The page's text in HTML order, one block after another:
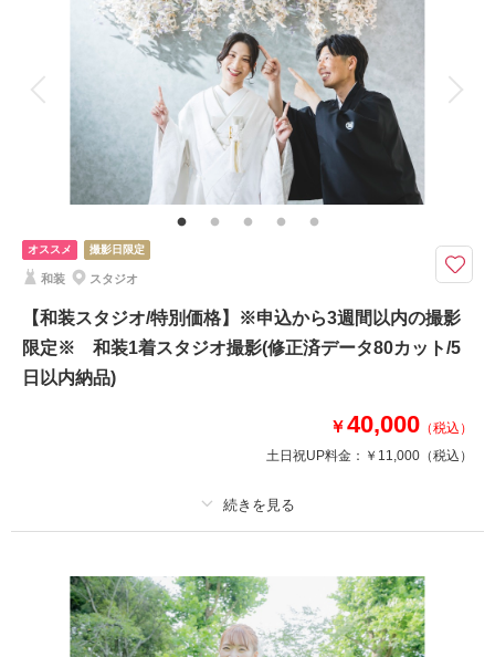
撮影料 新婦衣装1着 新郎衣装1着
ヘアメイク
データ 130 カット 台紙付写真
挙式
家族と撮影 家族用衣装レンタル ペットと撮影
その他含むもの
雨天時は安心の日程変更料なし!!AMPM貸切なのでスタジオプランへ変更も
OK!!和装ロケ撮影地⇒偕楽園・常磐神社・筑波山神社・弘道館・七ツ洞公園
よりご提案しております。 その他にも思い出の場所、ご実家で撮影などお
気軽にご相談くださいませ。
華雅苑水戸店の基本プランには追加料なく、必要なアイテムは全て含まれて
おります。是非、他社様のプラン内容と、よく比較してください♪
➡➡➡口コミ必見です！！
和装 白無垢or色打掛1着 紋付羽織袴1着
♡ブーケ/ガーランド等の撮影小物も無料で使用可♡
撮影日：2026年2月28日
撮影場所： 偕楽園（茨城）
オススメ 撮影日限定
和装 スタジオ
【和装スタジオ/特別価格】※申込から3週間以内の撮影
限定※ 和装1着スタジオ撮影(修正済データ80カット/5
日以内納品)
￥40,000 （税込）
土日祝UP料金： ￥11,000 （税込）
プラン詳細
撮影料 新婦衣装1着 新郎衣装1着
着付け ヘアメイク 小物一式